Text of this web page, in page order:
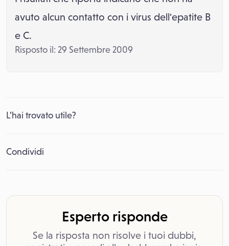
avuto alcun contatto con i virus dell'epatite B
e C.
Risposto il: 29 Settembre 2009
L’hai trovato utile?
Condividi
Esperto risponde
Se la risposta non risolve i tuoi dubbi,